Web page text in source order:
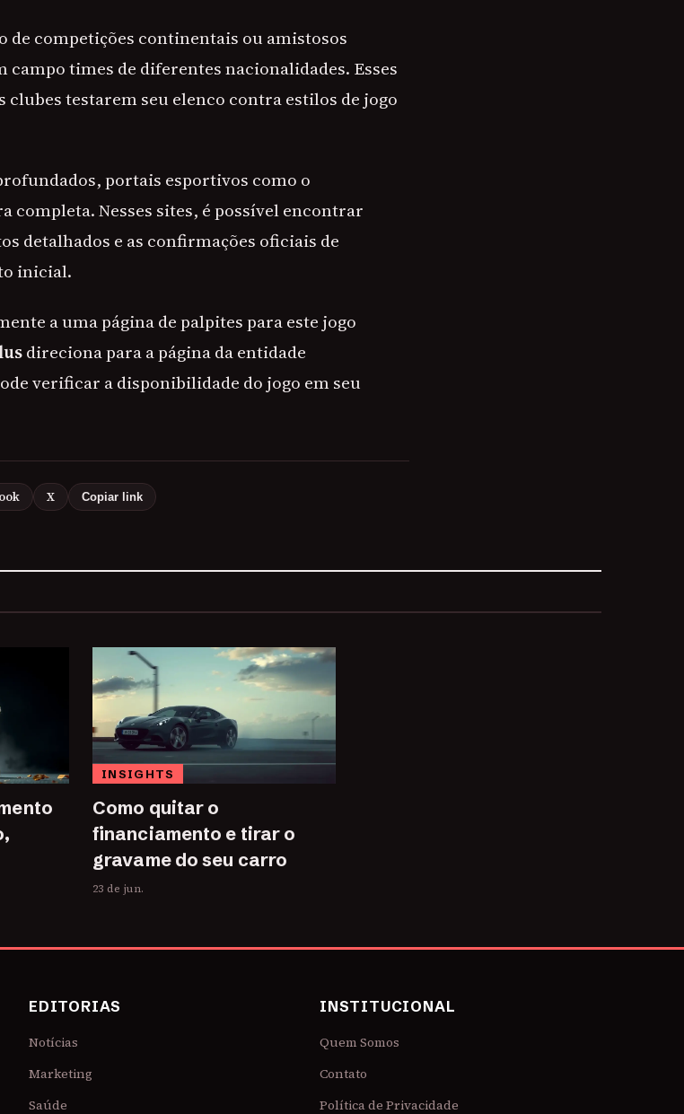
de competições continentais ou amistosos
times de diferentes nacionalidades. Esses
clubes testarem seu elenco contra estilos de jogo
portais esportivos como o
completa. Nesses sites, é possível encontrar
detalhados e as confirmações oficiais de
inicial.
a uma página de palpites para este jogo
direciona para a página da entidade
verificar a disponibilidade do jogo em seu
X Copiar link
INSIGHTS
Como quitar o
financiamento e tirar o
gravame do seu carro
23 de jun.
EDITORIAS
Notícias
Marketing
Saúde
INSTITUCIONAL
Quem Somos
Contato
Política de Privacidade